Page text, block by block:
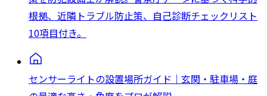
根拠、近隣トラブル防止策、自己診断チェックリスト
10項目付き。
センサーライトの設置場所ガイド｜玄関・駐車場・庭